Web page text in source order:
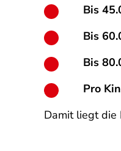
Bis
Bis
Bis
Pro
Damit liegt die